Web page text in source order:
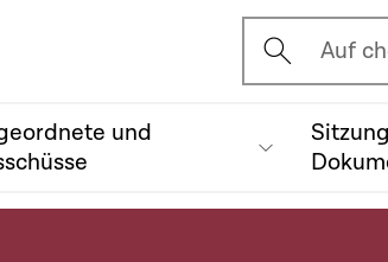
Ouvrir
Auf
und